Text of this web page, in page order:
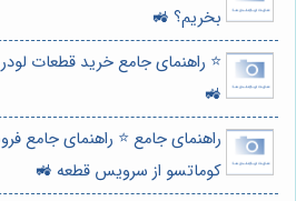
بخریم؟ 🚜
⭐️ راهنمای جامع خرید قطعات
🚜
راهنمای جامع ⭐️ راهنمای جامع
کوماتسو از سرویس قطعه 🚜